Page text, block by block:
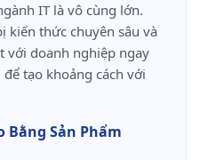
IT là vô cùng lớn.
kiến thức chuyên sâu và
với doanh nghiệp ngay
tạo khoảng cách với
Sản Phẩm